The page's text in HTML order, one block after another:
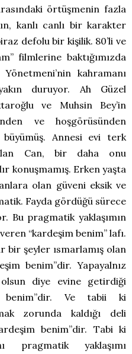
örtüşmenin fazla
kanlı canlı bir karakter
defolu bir kişilik. 80’li ve
filmlerine baktığımızda
kahramanı
duruyor. Ah Güzel
ve Muhsin Bey’in
ve hoşgörüsünden
Annesi evi terk
Can, bir daha onu
konuşmamış. Erken yaşta
olan güveni eksik ve
Fayda gördüğü sürece
Bu pragmatik yaklaşımın
“kardeşim benim” lafı.
şeyler ısmarlamış olan
benim”dir. Yapayalnız
olsun diye evine getirdiği
benim”dir. Ve tabii ki
zorunda kaldığı deli
benim”dir. Tabi ki
pragmatik yaklaşımı